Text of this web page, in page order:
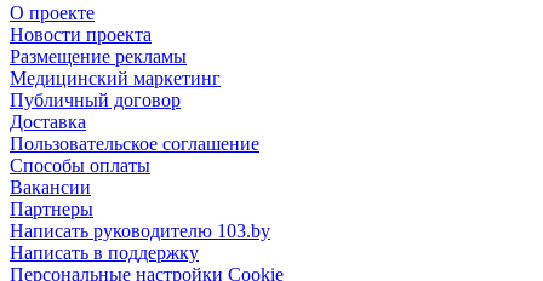
О проекте
Новости проекта
Размещение рекламы
Медицинский маркетинг
Публичный договор
Доставка
Пользовательское соглашение
Способы оплаты
Вакансии
Партнеры
Написать руководителю 103.by
Написать в поддержку
Персональные настройки Cookie